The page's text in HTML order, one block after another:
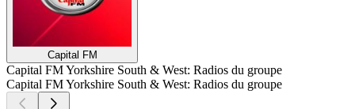
Capital FM
Capital FM Yorkshire South & West: Radios du groupe
Capital FM Yorkshire South & West: Radios du groupe